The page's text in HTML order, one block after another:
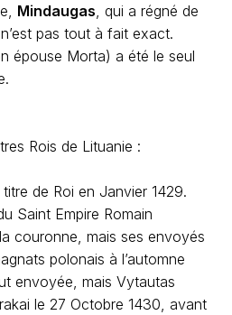
Mindaugas, qui a régné de
pas tout à fait exact.
épouse Morta) a été le seul
Rois de Lituanie :
de Roi en Janvier 1429.
Saint Empire Romain
couronne, mais ses envoyés
polonais à l’automne
envoyée, mais Vytautas
le 27 Octobre 1430, avant